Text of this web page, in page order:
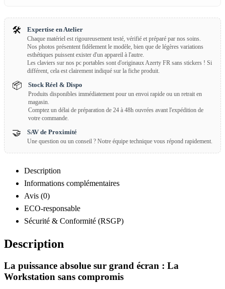
🛠️ Expertise en Atelier
Chaque matériel est rigoureusement testé, vérifié et préparé par nos soins.
Nos photos présentent fidèlement le modèle, bien que de légères variations
esthétiques puissent exister d'un appareil à l'autre.
Les claviers sur nos pc portables sont d'originaux Azerty FR sans stickers ! Si
différent, cela est clairement indiqué sur la fiche produit.
📦 Stock Réel & Dispo
Produits disponibles immédiatement pour un envoi rapide ou un retrait en
magasin.
Comptez un délai de préparation de 24 à 48h ouvrées avant l'expédition de
votre commande.
🤝 SAV de Proximité
Une question ou un conseil ? Notre équipe technique vous répond rapidement.
Description
Informations complémentaires
Avis (0)
ECO-responsable
Sécurité & Conformité (RSGP)
Description
La puissance absolue sur grand écran : La
Workstation sans compromis